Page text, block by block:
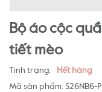
Bộ áo cộc
tiết mèo
Tình trạng:
Hết hàng
Mã sản phẩm: S26NB6-